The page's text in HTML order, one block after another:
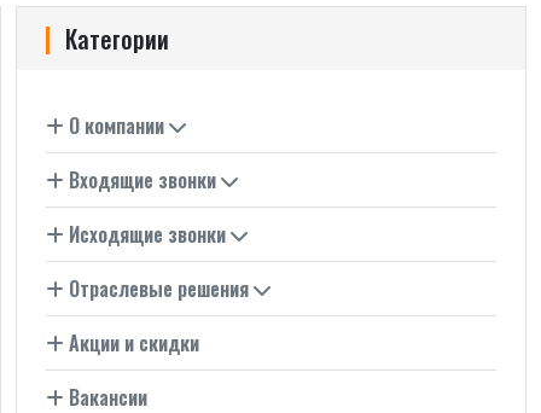
Категории
О компании
Входящие звонки
Исходящие звонки
Отраслевые решения
Акции и скидки
Вакансии